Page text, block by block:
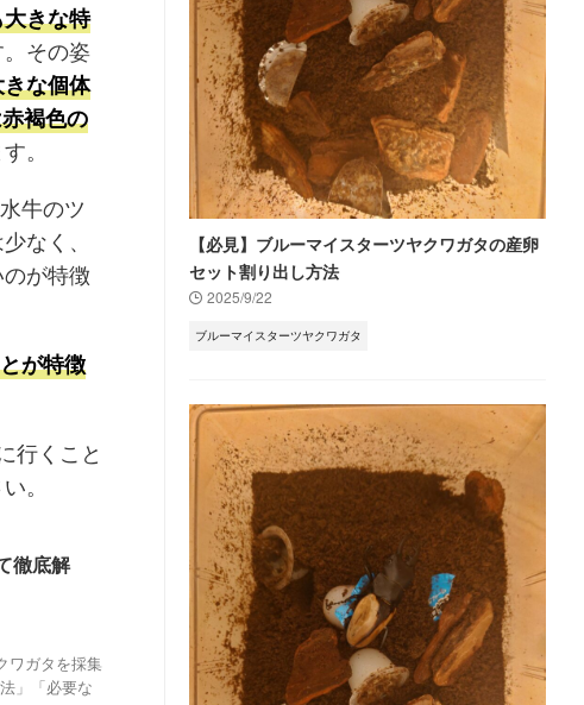
きな特
その姿
な個体
褐色の
。
牛のツ
なく、
が特徴
が特徴
行くこと
。
徹底解
ワガタを採集
」「必要な
【必見】ブルーマイスターツヤクワガタの産卵
セット割り出し方法
2025/9/22
ブルーマイスターツヤクワガタ